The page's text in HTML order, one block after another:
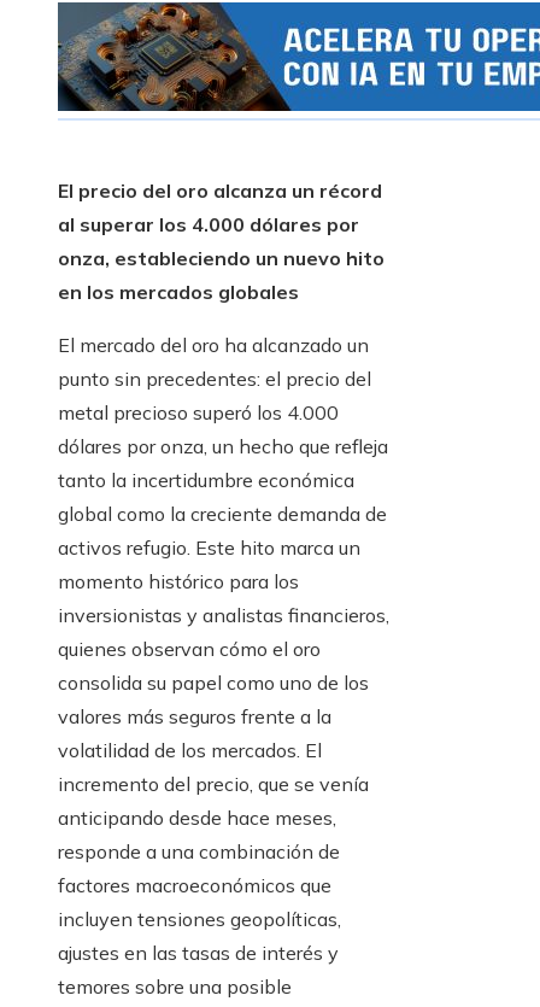
El precio del oro alcanza un récord
al superar los 4.000 dólares por
onza, estableciendo un nuevo hito
en los mercados globales
El mercado del oro ha alcanzado un
punto sin precedentes: el precio del
metal precioso superó los 4.000
dólares por onza, un hecho que refleja
tanto la incertidumbre económica
global como la creciente demanda de
activos refugio. Este hito marca un
momento histórico para los
inversionistas y analistas financieros,
quienes observan cómo el oro
consolida su papel como uno de los
valores más seguros frente a la
volatilidad de los mercados. El
incremento del precio, que se venía
anticipando desde hace meses,
responde a una combinación de
factores macroeconómicos que
incluyen tensiones geopolíticas,
ajustes en las tasas de interés y
temores sobre una posible